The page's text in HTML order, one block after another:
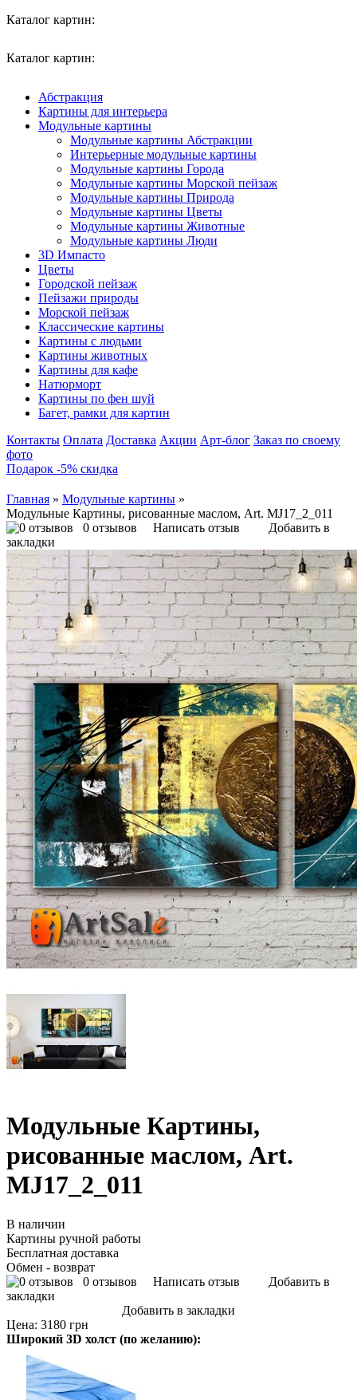
Каталог картин:
Каталог картин:
Абстракция
Картины для интерьера
Модульные картины
Модульные картины Абстракции
Интерьерные модульные картины
Модульные картины Города
Модульные картины Морской пейзаж
Модульные картины Природа
Модульные картины Цветы
Модульные картины Животные
Модульные картины Люди
3D Импасто
Цветы
Городской пейзаж
Пейзажи природы
Морской пейзаж
Классические картины
Картины с людьми
Картины животных
Картины для кафе
Натюрморт
Картины по фен шуй
Багет, рамки для картин
Контакты Оплата Доставка Акции Арт-блог Заказ по своему
фото
Подарок -5% скидка
Главная » Модульные картины »
Модульные Картины, рисованные маслом, Art. MJ17_2_011
0 отзывов
Написать отзыв
Добавить в
закладки
Модульные Картины,
рисованные маслом, Art.
MJ17_2_011
В наличии
Картины ручной работы
Бесплатная доставка
Обмен - возврат
0 отзывов
Написать отзыв
Добавить в
закладки
Добавить в закладки
Цена: 3180 грн
Широкий 3D холст (по желанию):